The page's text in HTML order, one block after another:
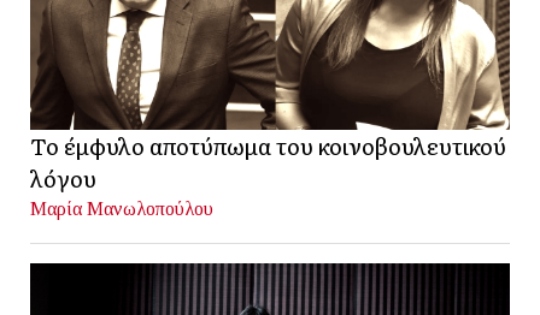
Το έμφυλο αποτύπωμα του κοινοβουλευτικού
λόγου
Μαρία Μανωλοπούλου